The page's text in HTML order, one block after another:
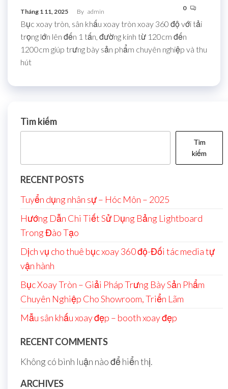
Tháng 1 11, 2025 By admin 0
Bục xoay tròn, sân khấu xoay tròn xoay 360 độ với tải
trọng lớn lên đến 1 tấn, đường kính từ 120cm đến
1200cm giúp trưng bày sản phẩm chuyên nghiệp và thu
hút
Tìm kiếm
Tìm
kiếm
RECENT POSTS
Tuyển dụng nhân sự – Hóc Môn – 2025
Hướng Dẫn Chi Tiết Sử Dụng Bảng Lightboard
Trong Đào Tạo
Dịch vụ cho thuê bục xoay 360 độ-Đối tác media tự
vận hành
Bục Xoay Tròn – Giải Pháp Trưng Bày Sản Phẩm
Chuyên Nghiệp Cho Showroom, Triển Lãm
Mẫu sân khấu xoay đẹp – booth xoay đẹp
RECENT COMMENTS
Không có bình luận nào để hiển thị.
ARCHIVES